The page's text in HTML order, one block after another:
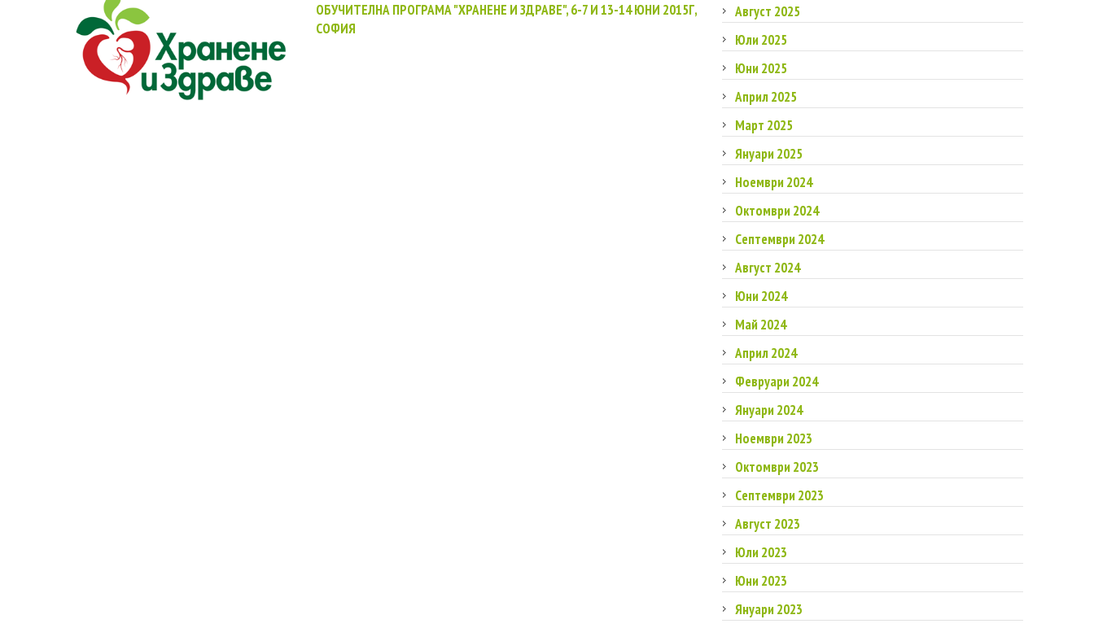
ОБУЧИТЕЛНА ПРОГРАМА "ХРАНЕНЕ И ЗДРАВЕ", 6-7 И 13-14 ЮНИ 2015Г,
СОФИЯ
Август 2025
Юли 2025
Юни 2025
Април 2025
Март 2025
Януари 2025
Ноември 2024
Октомври 2024
Септември 2024
Август 2024
Юни 2024
Май 2024
Април 2024
Февруари 2024
Януари 2024
Ноември 2023
Октомври 2023
Септември 2023
Август 2023
Юли 2023
Юни 2023
Януари 2023